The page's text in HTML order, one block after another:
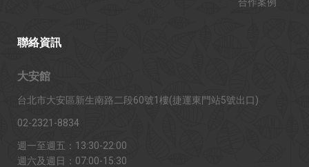
聯絡資訊
大安館
台北市大安區新生南路二段60號1樓(捷運東門站5號出口)
02-2321-8834
週一至週五：13:30-22:00
週六及週日：07:00-15:30